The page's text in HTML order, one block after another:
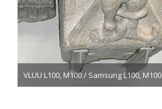
VLUU L100, M100 / Samsung L100, M100